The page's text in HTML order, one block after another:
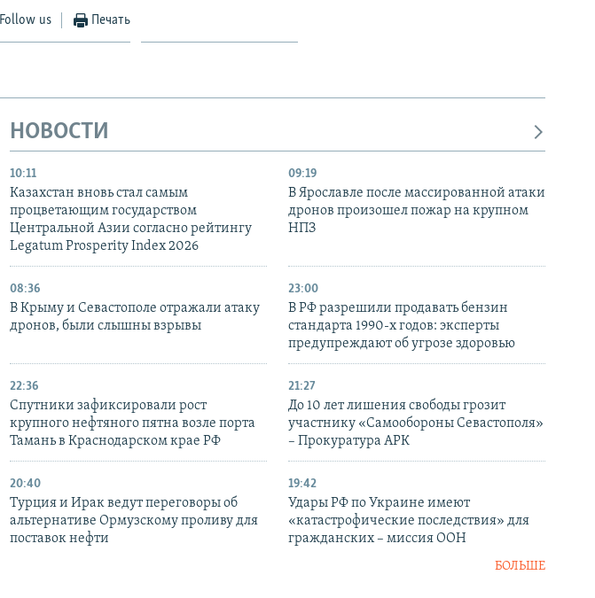
Follow us Печать
НОВОСТИ
10:11
Казахстан вновь стал самым
процветающим государством
Центральной Азии согласно рейтингу
Legatum Prosperity Index 2026
09:19
В Ярославле после массированной атаки
дронов произошел пожар на крупном
НПЗ
08:36
В Крыму и Севастополе отражали атаку
дронов, были слышны взрывы
23:00
В РФ разрешили продавать бензин
стандарта 1990-х годов: эксперты
предупреждают об угрозе здоровью
22:36
Спутники зафиксировали рост
крупного нефтяного пятна возле порта
Тамань в Краснодарском крае РФ
21:27
До 10 лет лишения свободы грозит
участнику «Самообороны Севастополя»
– Прокуратура АРК
20:40
Турция и Ирак ведут переговоры об
альтернативе Ормузскому проливу для
поставок нефти
19:42
Удары РФ по Украине имеют
«катастрофические последствия» для
гражданских – миссия ООН
БОЛЬШЕ